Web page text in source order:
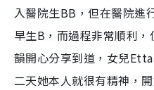
入醫院生BB，但在醫院進
早生B，而過程非常順利
韻開心分享到道，女兒
二天她本人就很有精神，